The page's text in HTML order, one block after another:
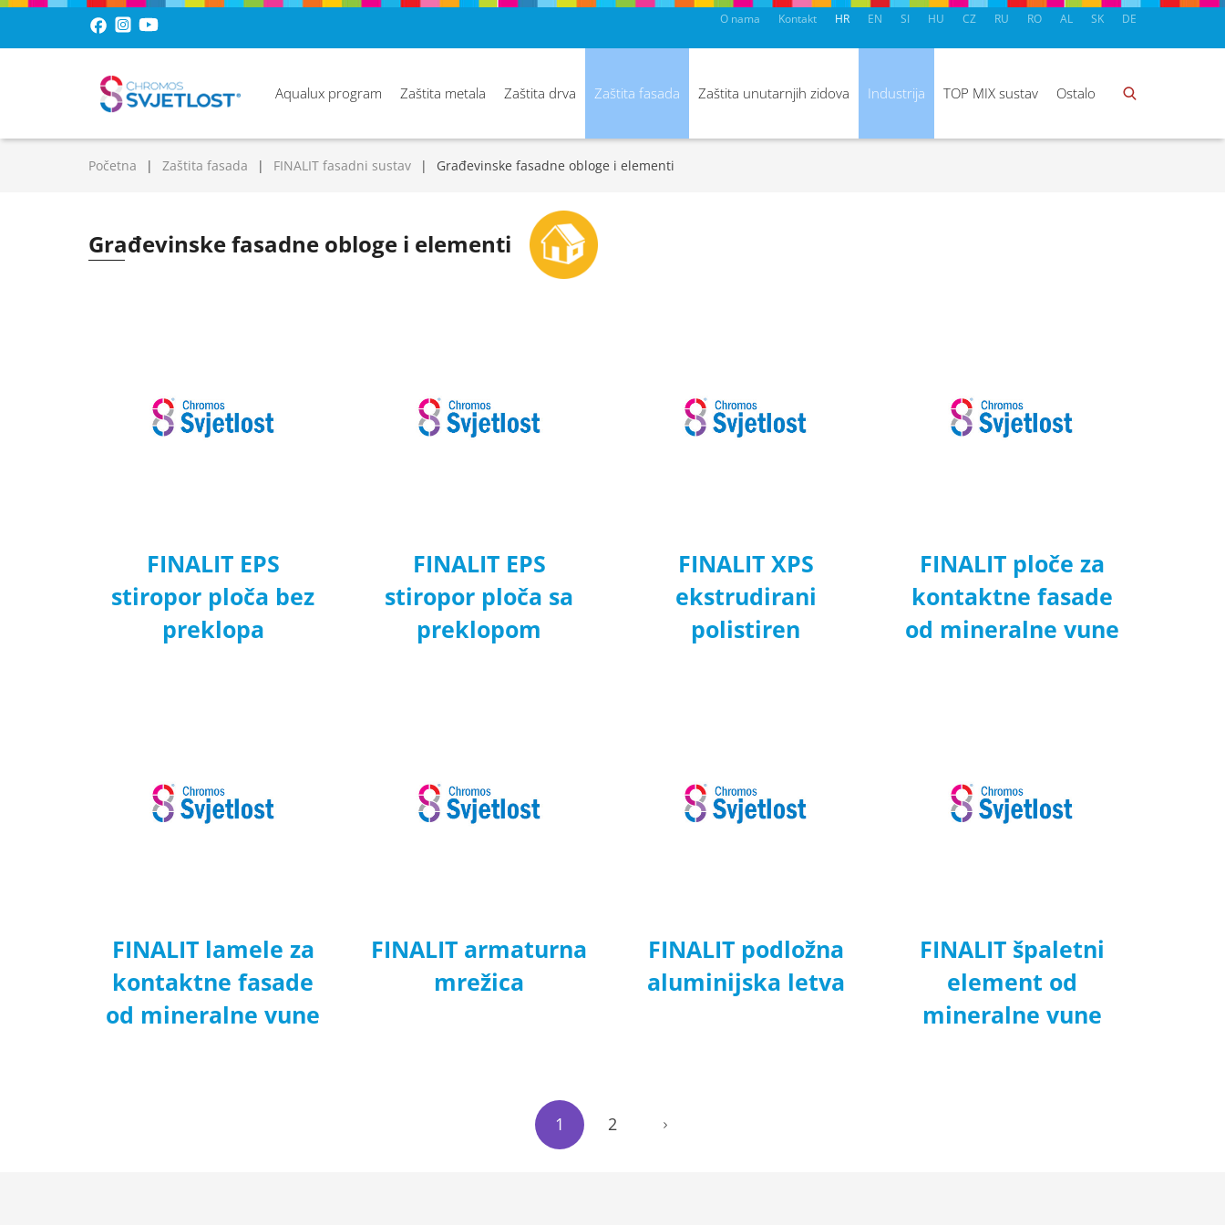
HR EN SI HU CZ RU RO AL SK DE
O nama Kontakt
Aqualux program Zaštita metala Zaštita drva Zaštita fasada Zaštita unutarnjih zidova Industrija TOP MIX sustav Ostalo
Početna Zaštita fasada FINALIT fasadni sustav Građevinske fasadne obloge i elementi
Građevinske fasadne obloge i elementi
FINALIT EPS
stiropor ploča bez
preklopa
FINALIT EPS
stiropor ploča sa
preklopom
FINALIT XPS
ekstrudirani
polistiren
FINALIT ploče za
kontaktne fasade
od mineralne vune
FINALIT lamele za
kontaktne fasade
od mineralne vune
FINALIT armaturna
mrežica
FINALIT podložna
aluminijska letva
FINALIT špaletni
element od
mineralne vune
1 2